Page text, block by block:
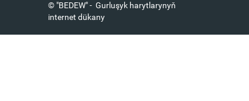
© "BEDEW" - Gurluşyk harytlarynyň
internet dükany